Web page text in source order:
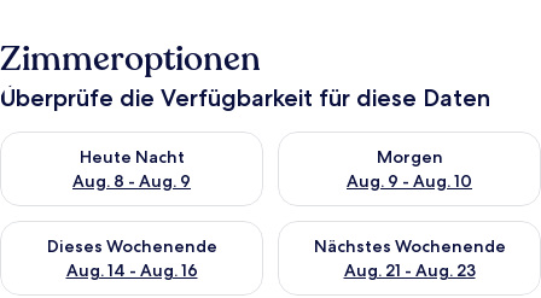
Zimmeroptionen
Überprüfe die Verfügbarkeit für diese Daten
Heute Nacht
Aug. 8 - Aug. 9
Überprüfe die Verfügbarkeit für heute Nacht, Aug. 8 - Aug. 9.
Morgen
Aug. 9 - Aug. 10
Überprüfe die Verfügbarkeit
Dieses Wochenende
Aug. 14 - Aug. 16
Überprüfe die Verfügbarkeit für dieses Wochenende, Aug. 14
Nächstes Wochenende
Aug. 21 - Aug. 23
Überprüfe die Verfügbarkeit